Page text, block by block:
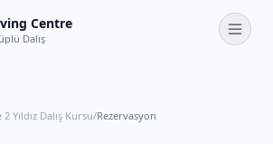
Centre
Dalış
Yıldız Dalış Kursu/Rezervasyon